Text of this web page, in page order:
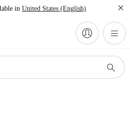
in United States (English)